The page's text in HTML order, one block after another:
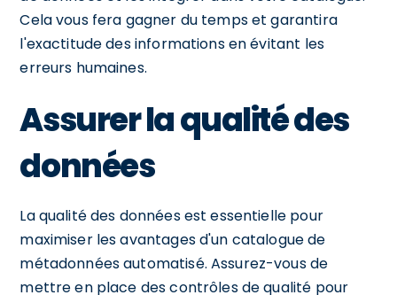
Cela vous fera gagner du temps et garantira
l'exactitude des informations en évitant les
erreurs humaines.
Assurer la qualité des
données
La qualité des données est essentielle pour
maximiser les avantages d'un catalogue de
métadonnées automatisé. Assurez-vous de
mettre en place des contrôles de qualité pour